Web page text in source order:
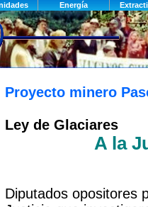
Proyecto minero
Ley de Glaciares
A la
Diputados opositores